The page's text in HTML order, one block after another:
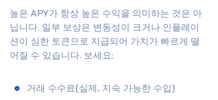
높은 APY가 항상 높은 수익을 의미하는 것은 아
닙니다. 일부 보상은 변동성이 크거나 인플레이
션이 심한 토큰으로 지급되어 가치가 빠르게 떨
어질 수 있습니다. 보세요:
거래 수수료(실제, 지속 가능한 수입)